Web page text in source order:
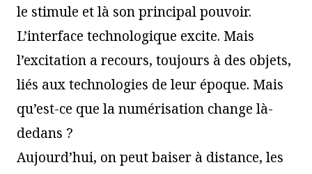
le stimule et là son principal pouvoir.
L’interface technologique excite. Mais
l’excitation a recours, toujours à des objets,
liés aux technologies de leur époque. Mais
qu’est-ce que la numérisation change là-
dedans ?
Aujourd’hui, on peut baiser à distance, les